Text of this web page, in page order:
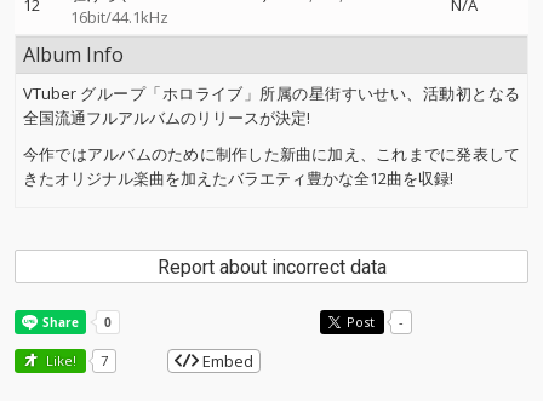
12
16bit/44.1kHz
N/A
Album Info
VTuber グループ「ホロライブ」所属の星街すいせい、活動初となる
全国流通フルアルバムのリリースが決定!
今作ではアルバムのために制作した新曲に加え、これまでに発表して
きたオリジナル楽曲を加えたバラエティ豊かな全12曲を収録!
Report about incorrect data
Post -
Like! 7 Embed